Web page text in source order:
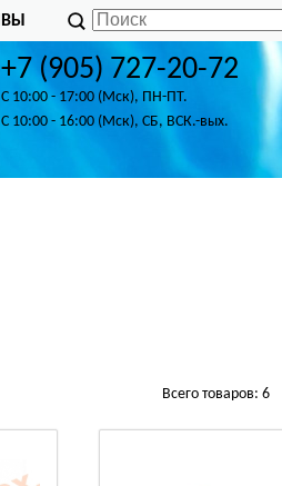
+7 (905) 727-20-72
C 10:00 - 17:00 (Мск), ПН-ПТ.
C 10:00 - 16:00 (Мск), СБ, ВСК.-вых.
Всего товаров: 6